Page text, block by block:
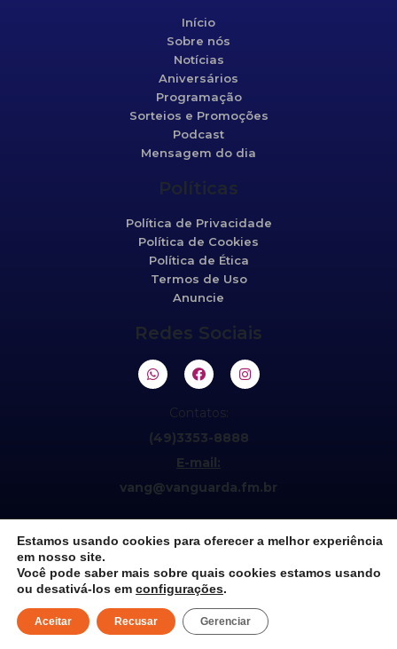
Início
Sobre nós
Notícias
Aniversários
Programação
Sorteios e Promoções
Podcast
Mensagem do dia
Políticas
Política de Privacidade
Política de Cookies
Política de Ética
Termos de Uso
Anuncie
Redes Sociais
Contatos:
(49)3353-8888
E-mail:
vang@vanguarda.fm.br
©2021 Vanguarda 95,5fm. Todos os direitos reservados.
Estamos usando cookies para oferecer a melhor experiência
em nosso site.
Você pode saber mais sobre quais cookies estamos usando
ou desativá-los em configurações.
Aceitar Recusar Gerenciar